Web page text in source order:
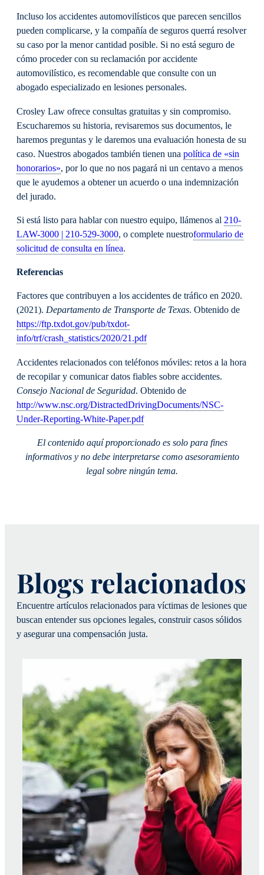
Incluso los accidentes automovilísticos que parecen sencillos
pueden complicarse, y la compañía de seguros querrá resolver
su caso por la menor cantidad posible. Si no está seguro de
cómo proceder con su reclamación por accidente
automovilístico, es recomendable que consulte con un
abogado especializado en lesiones personales.
Crosley Law ofrece consultas gratuitas y sin compromiso.
Escucharemos su historia, revisaremos sus documentos, le
haremos preguntas y le daremos una evaluación honesta de su
caso. Nuestros abogados también tienen una política de «sin
honorarios», por lo que no nos pagará ni un centavo a menos
que le ayudemos a obtener un acuerdo o una indemnización
del jurado.
Si está listo para hablar con nuestro equipo, llámenos al 210-
LAW-3000 | 210-529-3000, o complete nuestroformulario de
solicitud de consulta en línea.
Referencias
Factores que contribuyen a los accidentes de tráfico en 2020.
(2021). Departamento de Transporte de Texas. Obtenido de
https://ftp.txdot.gov/pub/txdot-
info/trf/crash_statistics/2020/21.pdf
Accidentes relacionados con teléfonos móviles: retos a la hora
de recopilar y comunicar datos fiables sobre accidentes.
Consejo Nacional de Seguridad. Obtenido de
http://www.nsc.org/DistractedDrivingDocuments/NSC-
Under-Reporting-White-Paper.pdf
El contenido aquí proporcionado es solo para fines
informativos y no debe interpretarse como asesoramiento
legal sobre ningún tema.
Blogs relacionados
Encuentre artículos relacionados para víctimas de lesiones que
buscan entender sus opciones legales, construir casos sólidos
y asegurar una compensación justa.